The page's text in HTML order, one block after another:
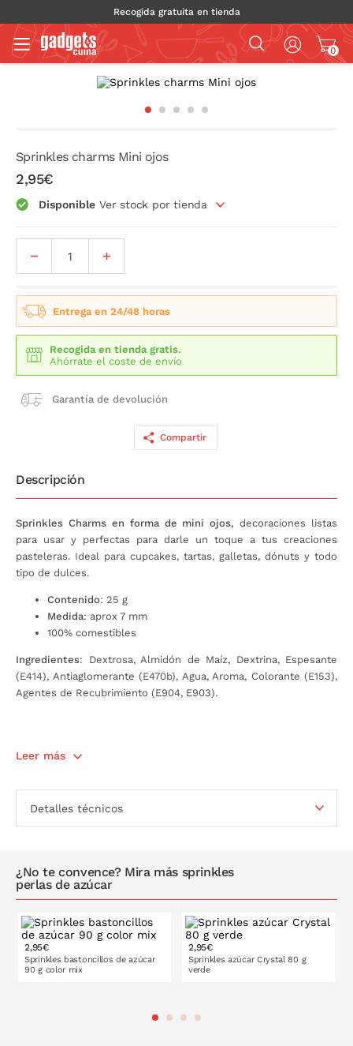
Recogida gratuita en tienda
0
Sprinkles charms Mini ojos
2,95€
Disponible Ver stock por tienda
Entrega en 24/48 horas
Recogida en tienda gratis.
Ahórrate el coste de envío
Garantía de devolución
Compartir
Descripción
Sprinkles Charms en forma de mini ojos, decoraciones listas
para usar y perfectas para darle un toque a tus creaciones
pasteleras. Ideal para cupcakes, tartas, galletas, dónuts y todo
tipo de dulces.
Contenido: 25 g
Medida: aprox 7 mm
100% comestibles
Ingredientes: Dextrosa, Almidón de Maíz, Dextrina, Espesante
(E414), Antiaglomerante (E470b), Agua, Aroma, Colorante (E153),
Agentes de Recubrimiento (E904, E903).
Leer más
Detalles técnicos
¿No te convence? Mira más sprinkles
perlas de azúcar
2,95€
Sprinkles bastoncillos de azúcar
90 g color mix
2,95€
Sprinkles azúcar Crystal 80 g
verde